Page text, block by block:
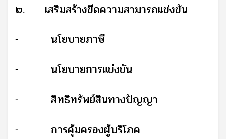
๒. เสริมสร้างขีดความสามารถแข่งขัน
- นโยบายภาษี
- นโยบายการแข่งขัน
- สิทธิทรัพย์สินทางปัญญา
- การคุ้มครองผู้บริโภค